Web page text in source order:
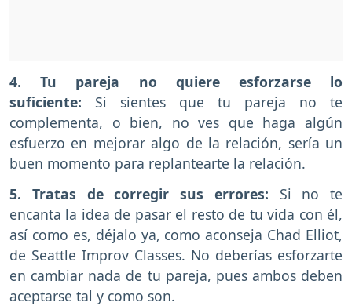
4. Tu pareja no quiere esforzarse lo
suficiente: Si sientes que tu pareja no te
complementa, o bien, no ves que haga algún
esfuerzo en mejorar algo de la relación, sería un
buen momento para replantearte la relación.
5. Tratas de corregir sus errores: Si no te
encanta la idea de pasar el resto de tu vida con él,
así como es, déjalo ya, como aconseja Chad Elliot,
de Seattle Improv Classes. No deberías esforzarte
en cambiar nada de tu pareja, pues ambos deben
aceptarse tal y como son.